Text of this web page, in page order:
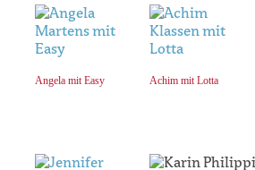
Angela mit Easy Achim mit Lotta